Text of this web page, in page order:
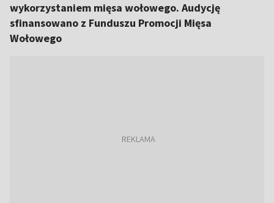
wykorzystaniem mięsa wołowego. Audycję
sfinansowano z Funduszu Promocji Mięsa
Wołowego